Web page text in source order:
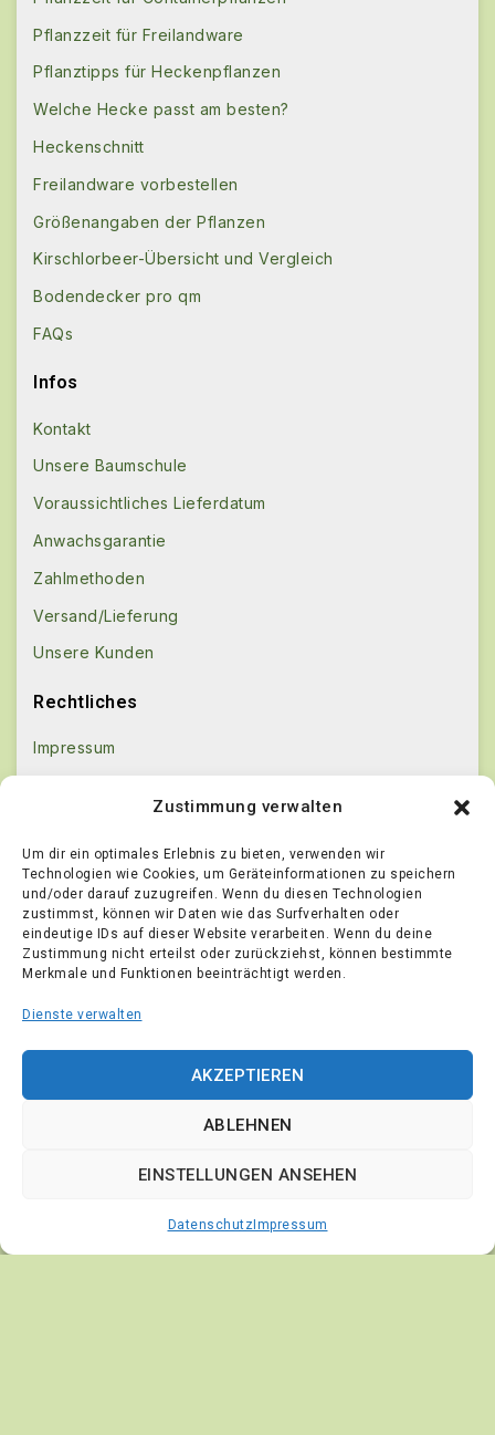
Zustimmung verwalten
Um dir ein optimales Erlebnis zu bieten, verwenden wir
Technologien wie Cookies, um Geräteinformationen zu speichern
und/oder darauf zuzugreifen. Wenn du diesen Technologien
zustimmst, können wir Daten wie das Surfverhalten oder
eindeutige IDs auf dieser Website verarbeiten. Wenn du deine
Zustimmung nicht erteilst oder zurückziehst, können bestimmte
Merkmale und Funktionen beeinträchtigt werden.
Dienste verwalten
AKZEPTIEREN
ABLEHNEN
EINSTELLUNGEN ANSEHEN
Datenschutz Impressum
Pflanzzeit für Freilandware
Pflanztipps für Heckenpflanzen
Welche Hecke passt am besten?
Heckenschnitt
Freilandware vorbestellen
Größenangaben der Pflanzen
Kirschlorbeer-Übersicht und Vergleich
Bodendecker pro qm
FAQs
Infos
Kontakt
Unsere Baumschule
Voraussichtliches Lieferdatum
Anwachsgarantie
Zahlmethoden
Versand/Lieferung
Unsere Kunden
Rechtliches
Impressum
Datenschutz
Echtheit von Bewertungen
Widerrufsbestimmungen
[Widerruf einreichen]
Cookies-Anpassen
Pflanzenversand24.de
Wieren 41, 25373 Ellerhoop